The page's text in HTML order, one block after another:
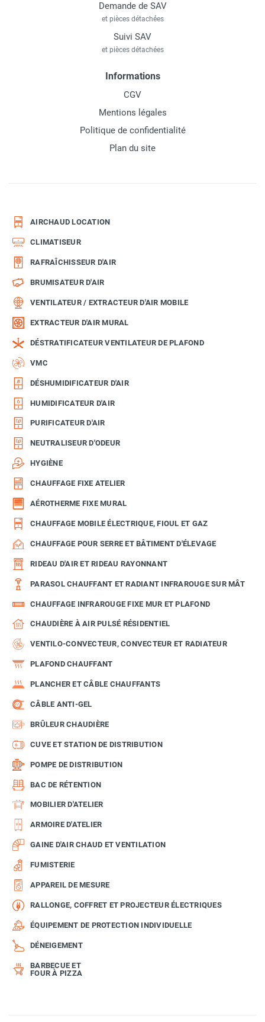
Demande de SAV
et pièces détachées
Suivi SAV
et pièces détachées
Informations
CGV
Mentions légales
Politique de confidentialité
Plan du site
AIRCHAUD LOCATION
CLIMATISEUR
RAFRAÎCHISSEUR D'AIR
BRUMISATEUR D'AIR
VENTILATEUR / EXTRACTEUR D'AIR MOBILE
EXTRACTEUR D'AIR MURAL
DÉSTRATIFICATEUR VENTILATEUR DE PLAFOND
VMC
DÉSHUMIDIFICATEUR D'AIR
HUMIDIFICATEUR D'AIR
PURIFICATEUR D'AIR
NEUTRALISEUR D'ODEUR
HYGIÈNE
CHAUFFAGE FIXE ATELIER
AÉROTHERME FIXE MURAL
CHAUFFAGE MOBILE ÉLECTRIQUE, FIOUL ET GAZ
CHAUFFAGE POUR SERRE ET BÂTIMENT D'ÉLEVAGE
RIDEAU D'AIR ET RIDEAU RAYONNANT
PARASOL CHAUFFANT ET RADIANT INFRAROUGE SUR MÂT
CHAUFFAGE INFRAROUGE FIXE MUR ET PLAFOND
CHAUDIÈRE À AIR PULSÉ RÉSIDENTIEL
VENTILO-CONVECTEUR, CONVECTEUR ET RADIATEUR
PLAFOND CHAUFFANT
PLANCHER ET CÂBLE CHAUFFANTS
CÂBLE ANTI-GEL
BRÛLEUR CHAUDIÈRE
CUVE ET STATION DE DISTRIBUTION
POMPE DE DISTRIBUTION
BAC DE RÉTENTION
MOBILIER D'ATELIER
ARMOIRE D'ATELIER
GAINE D'AIR CHAUD ET VENTILATION
FUMISTERIE
APPAREIL DE MESURE
RALLONGE, COFFRET ET PROJECTEUR ÉLECTRIQUES
ÉQUIPEMENT DE PROTECTION INDIVIDUELLE
DÉNEIGEMENT
BARBECUE ET
FOUR À PIZZA